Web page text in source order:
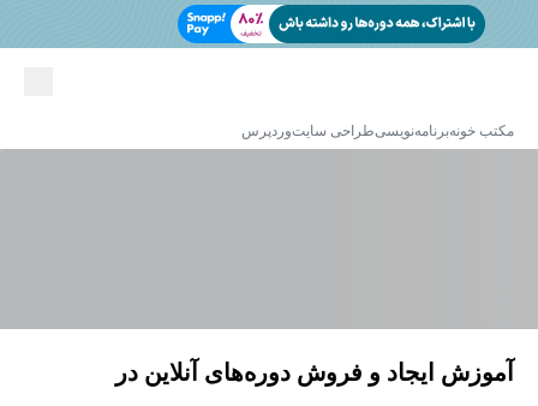
مکتب خونهبرنامه‌نویسیطراحی سایتوردپرس
آموزش ایجاد و فروش دوره‌های آنلاین در